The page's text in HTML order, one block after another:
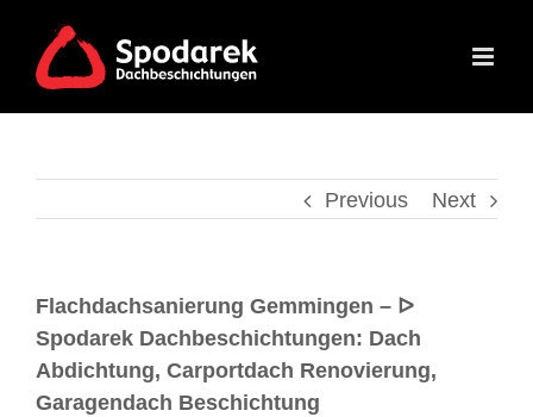
Previous Next
Flachdachsanierung Gemmingen – ᐅ
Spodarek Dachbeschichtungen: Dach
Abdichtung, Carportdach Renovierung,
Garagendach Beschichtung